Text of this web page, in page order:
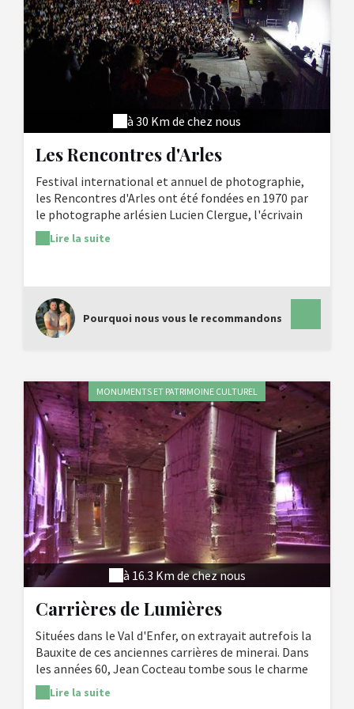
Infos pratiques : ouvert 7j/7j. Possibilité d'achat de
billets groupés pont Saint Bénezet + Palais des
Papes.
à 30 Km de chez nous
Les Rencontres d'Arles
Festival international et annuel de photographie,
les Rencontres d'Arles ont été fondées en 1970 par
le photographe arlésien Lucien Clergue, l'écrivain
Michel Tournier et l'historien Jean-Maurice
Rouquette. La programmation varie chaque année
chaque année).
Lire la suite
Pourquoi nous vous le recommandons
MONUMENTS ET PATRIMOINE CULTUREL
à 16.3 Km de chez nous
Carrières de Lumières
Situées dans le Val d'Enfer, on extrayait autrefois la
Bauxite de ces anciennes carrières de minerai. Dans
les années 60, Jean Cocteau tombe sous le charme
du lieu et y tourne Le Testament d'Orphée . Durant
plus de 30 ans des spectacles vidéo s'y dérouleront
Lire la suite